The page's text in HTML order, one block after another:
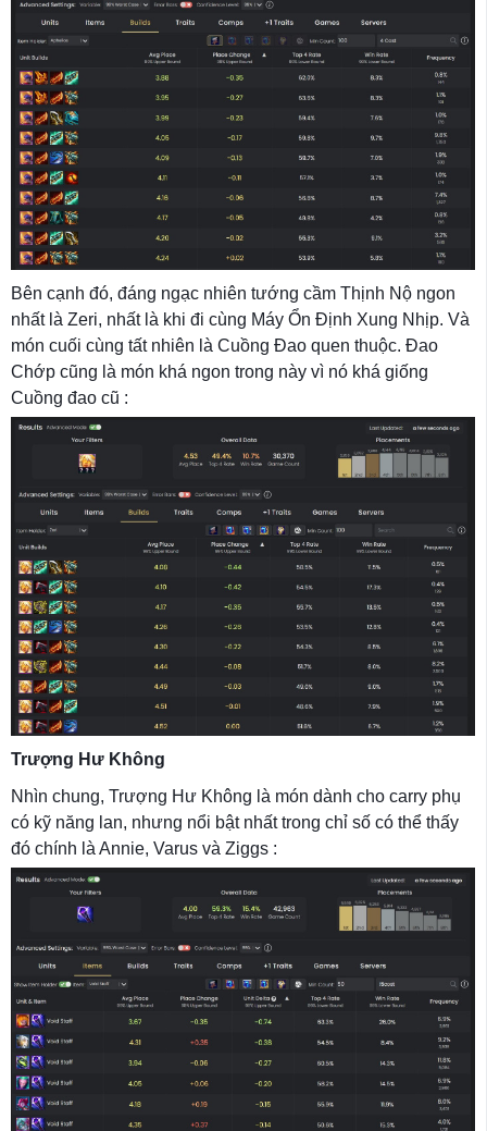
Bên cạnh đó, đáng ngạc nhiên tướng cầm Thịnh Nộ ngon
nhất là Zeri, nhất là khi đi cùng Máy Ổn Định Xung Nhịp. Và
món cuối cùng tất nhiên là Cuồng Đao quen thuộc. Đao
Chớp cũng là món khá ngon trong này vì nó khá giống
Cuồng đao cũ :
Trượng Hư Không
Nhìn chung, Trượng Hư Không là món dành cho carry phụ
có kỹ năng lan, nhưng nổi bật nhất trong chỉ số có thể thấy
đó chính là Annie, Varus và Ziggs :